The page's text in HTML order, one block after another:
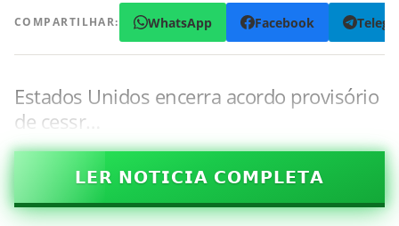
COMPARTILHAR: WhatsApp Facebook
Estados Unidos encerra acordo provisório
de cessr…
𝗟𝗘𝗥 𝗡𝗢𝗧𝗜𝗖𝗜𝗔 𝗖𝗢𝗠𝗣𝗟𝗘𝗧𝗔